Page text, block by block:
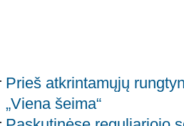
Prieš atkrintamųjų
„Viena šeima“